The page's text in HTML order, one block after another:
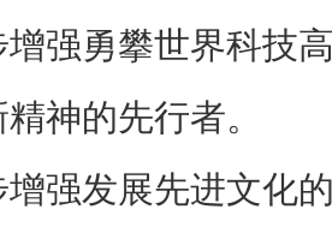
增强勇攀世界科技
神的先行者。
增强发展先进文化